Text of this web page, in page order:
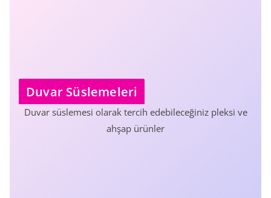
Duvar Süslemeleri
Duvar süslemesi olarak tercih edebileceğiniz pleksi ve
ahşap ürünler